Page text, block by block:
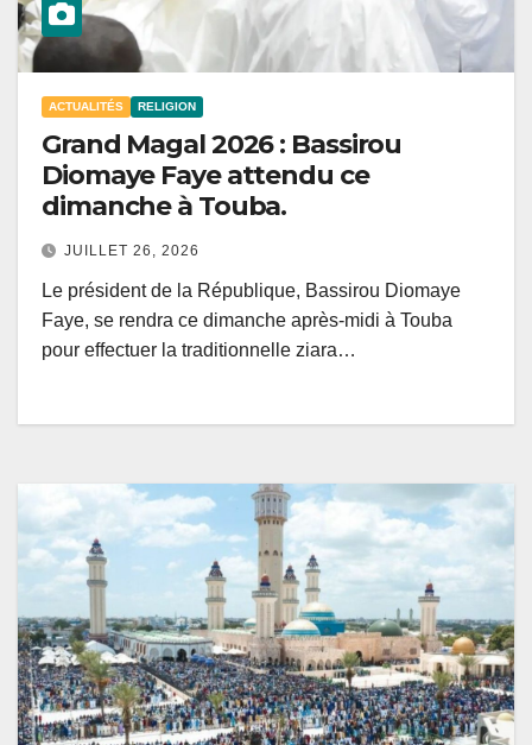
ACTUALITÉS RELIGION
Grand Magal 2026 : Bassirou
Diomaye Faye attendu ce
dimanche à Touba.
JUILLET 26, 2026
Le président de la République, Bassirou Diomaye
Faye, se rendra ce dimanche après-midi à Touba
pour effectuer la traditionnelle ziara…